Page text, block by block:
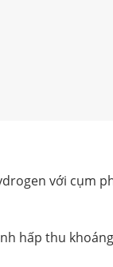
với cụm
hấp thu